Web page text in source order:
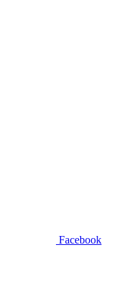
Facebook